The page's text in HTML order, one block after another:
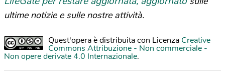
ultime notizie e sulle nostre attività.
Quest'opera è distribuita con Licenza Creative
Commons Attribuzione - Non commerciale -
Non opere derivate 4.0 Internazionale.